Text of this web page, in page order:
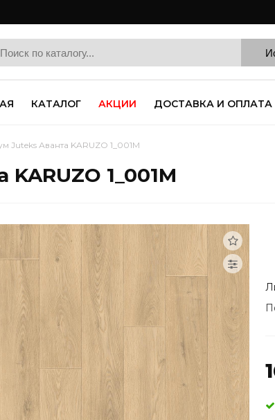
КАТАЛОГ АКЦИИ ДОСТАВКА И ОПЛАТА
Juteks Аванта KARUZO 1_001M
1_001M